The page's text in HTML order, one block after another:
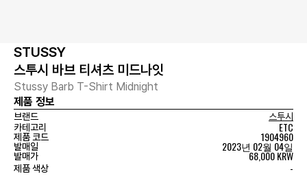
STUSSY
스투시 바브 티셔츠 미드나잇
Stussy Barb T-Shirt Midnight
제품 정보
브랜드
스투시
카테고리
ETC
제품 코드 1904960
발매일 2023년 02월 04일
발매가 68,000 KRW
제품 색상 -